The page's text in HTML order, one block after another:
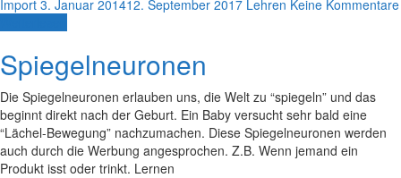
Import 3. Januar 201412. September 2017 Lehren Keine Kommentare
Spiegelneuronen
Die Spiegelneuronen erlauben uns, die Welt zu “spiegeln” und das
beginnt direkt nach der Geburt. Ein Baby versucht sehr bald eine
“Lächel-Bewegung” nachzumachen. Diese Spiegelneuronen werden
auch durch die Werbung angesprochen. Z.B. Wenn jemand ein
Produkt isst oder trinkt. Lernen